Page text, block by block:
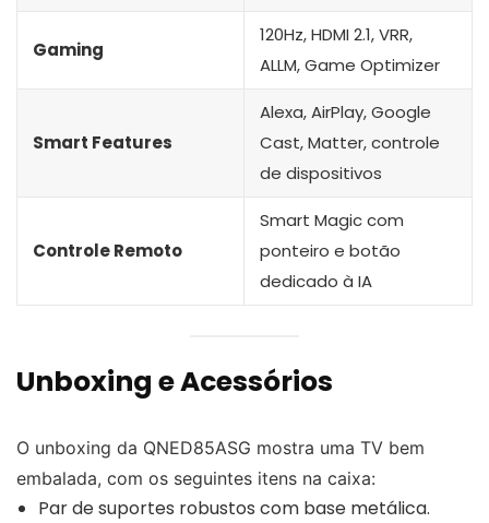
Gaming
120Hz, HDMI 2.1, VRR,
ALLM, Game Optimizer
Smart Features
Alexa, AirPlay, Google
Cast, Matter, controle
de dispositivos
Controle Remoto
Smart Magic com
ponteiro e botão
dedicado à IA
Unboxing e Acessórios
O unboxing da QNED85ASG mostra uma TV bem
embalada, com os seguintes itens na caixa:
Par de suportes robustos com base metálica.